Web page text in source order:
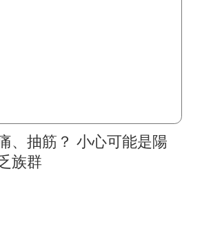
、抽筋？ 小心可能是陽
族群